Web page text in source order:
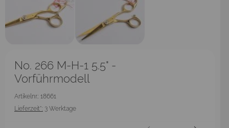
No. 266 M-H-1 5.5" -
Vorführmodell
Artikelnr.: 18661
Lieferzeit*: 3 Werktage